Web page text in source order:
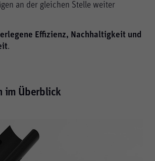
an der gleichen Stelle weiter
Effizienz, Nachhaltigkeit und
.
im Überblick